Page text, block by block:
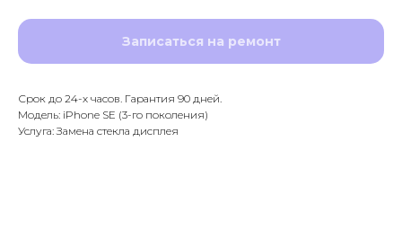
Записаться на ремонт
Срок до 24-х часов. Гарантия 90 дней.
Модель: iPhone SE (3-го поколения)
Услуга: Замена стекла дисплея